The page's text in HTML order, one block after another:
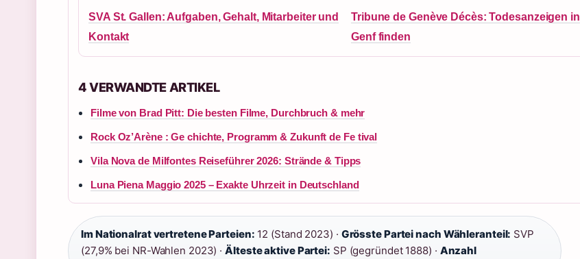
SVA St. Gallen: Aufgaben, Gehalt, Mitarbeiter und
Kontakt
Tribune de Genève Décès: Todesanzeigen in
Genf finden
4 VERWANDTE ARTIKEL
Filme von Brad Pitt: Die besten Filme, Durchbruch & mehr
Rock Oz’Arène : Ge chichte, Programm & Zukunft de Fe tival
Vila Nova de Milfontes Reiseführer 2026: Strände & Tipps
Luna Piena Maggio 2025 – Exakte Uhrzeit in Deutschland
Im Nationalrat vertretene Parteien: 12 (Stand 2023) · Grösste Partei nach Wähleranteil: SVP
(27,9% bei NR-Wahlen 2023) ·Älteste aktive Partei: SP (gegründet 1888) · Anzahl